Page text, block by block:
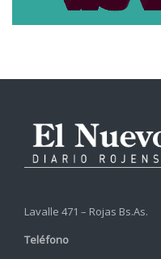
Lavalle 471 – Rojas Bs.As.
Teléfono